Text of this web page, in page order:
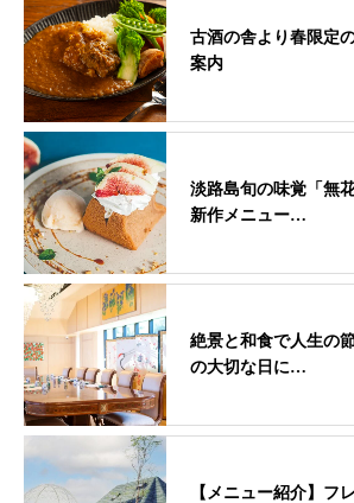
古酒の舎より春限定
案内
淡路島旬の味覚「無
新作メニュー…
絶景と和食で人生の
の大切な日に…
【メニュー紹介】フ